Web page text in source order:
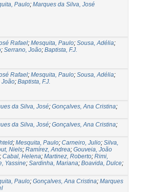
Paulo; Marques da Silva, José
Rafael; Mesquita, Paulo; Sousa, Adélia;
; Serrano, João; Baptista, F.J.
Rafael; Mesquita, Paulo; Sousa, Adélia;
João; Baptista, F.J.
da Silva, José; Gonçalves, Ana Cristina;
da Silva, José; Gonçalves, Ana Cristina;
; Mesquita, Paulo; Carneiro, Julio; Silva,
Niels; Ramírez, Andrea; Gouveia, João
; Cabal, Helena; Martinez, Roberto; Rimi,
Yassine; Sardinha, Mariana; Boavida, Dulce;
Paulo; Gonçalves, Ana Cristina; Marques